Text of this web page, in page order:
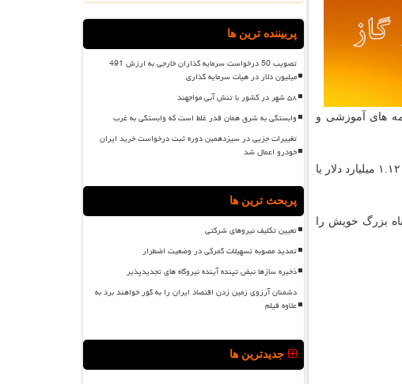
های آموزشی و
كانادا به عربستان حدود ۱.۱۲ میلیارد دلار یا
بزرگ خویش را
پربیننده ترین ها
تصویب 50 درخواست سرمایه گذاران خارجی به ارزش 491
میلیون دلار در هیأت سرمایه گذاری
۵۸ شهر در کشور با تنش آبی مواجهند
وابستگی به شرق همان قدر غلط است که وابستگی به غرب
تغییرات جزیی در سیزدهمین دوره ثبت درخواست خرید ایران
خودرو اعمال شد
پربحث ترین ها
تعیین تکلیف نیروهای شرکتی
تمدید مصوبه تسهیلات گمرکی در وضعیت اضطرار
ذخیره سازها نبض تپنده آینده نیروگاه های تجدیدپذیر
دشمنان آرزوی زمین زدن اقتصاد ایران را به گور خواهند برد به
علاوه فیلم
جدیدترین ها